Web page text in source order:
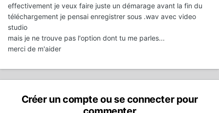
effectivement je veux faire juste un démarage avant la fin du
téléchargement je pensai enregistrer sous .wav avec video
studio
mais je ne trouve pas l'option dont tu me parles...
merci de m'aider
Créer un compte ou se connecter pour